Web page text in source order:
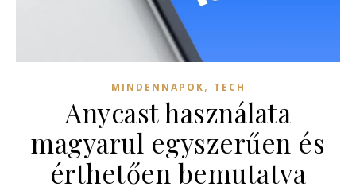
MINDENNAPOK, TECH
Anycast használata
magyarul egyszerűen és
érthetően bemutatva